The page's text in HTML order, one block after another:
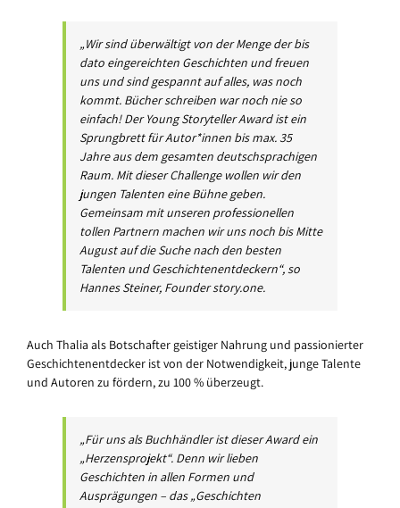
„Wir sind überwältigt von der Menge der bis
dato eingereichten Geschichten und freuen
uns und sind gespannt auf alles, was noch
kommt. Bücher schreiben war noch nie so
einfach! Der Young Storyteller Award ist ein
Sprungbrett für Autor*innen bis max. 35
Jahre aus dem gesamten deutschsprachigen
Raum. Mit dieser Challenge wollen wir den
jungen Talenten eine Bühne geben.
Gemeinsam mit unseren professionellen
tollen Partnern machen wir uns noch bis Mitte
August auf die Suche nach den besten
Talenten und Geschichtenentdeckern“, so
Hannes Steiner, Founder story.one.
Auch Thalia als Botschafter geistiger Nahrung und passionierter
Geschichtenentdecker ist von der Notwendigkeit, junge Talente
und Autoren zu fördern, zu 100 % überzeugt.
„Für uns als Buchhändler ist dieser Award ein
„Herzensprojekt“. Denn wir lieben
Geschichten in allen Formen und
Ausprägungen – das „Geschichten